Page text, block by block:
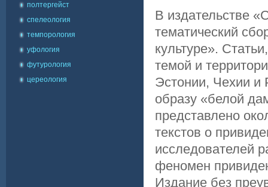
полтергейст
спелеология
темпорология
уфология
футурология
цереология
В издательстве
тематический
культуре».
темой и
Эстонии, Чехии и
образу «белой
представлено
текстов о
исследователей
феномен
Издание без